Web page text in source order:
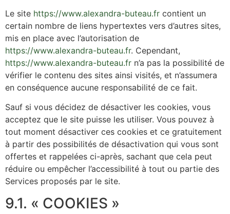
Le site https://www.alexandra-buteau.fr contient un
certain nombre de liens hypertextes vers d’autres sites,
mis en place avec l’autorisation de
https://www.alexandra-buteau.fr. Cependant,
https://www.alexandra-buteau.fr n’a pas la possibilité de
vérifier le contenu des sites ainsi visités, et n’assumera
en conséquence aucune responsabilité de ce fait.
Sauf si vous décidez de désactiver les cookies, vous
acceptez que le site puisse les utiliser. Vous pouvez à
tout moment désactiver ces cookies et ce gratuitement
à partir des possibilités de désactivation qui vous sont
offertes et rappelées ci-après, sachant que cela peut
réduire ou empêcher l’accessibilité à tout ou partie des
Services proposés par le site.
9.1. « COOKIES »